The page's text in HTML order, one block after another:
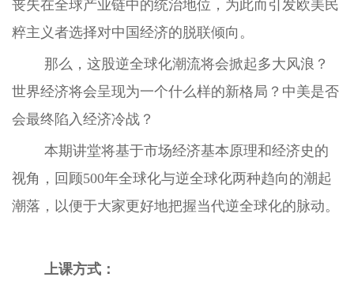
丧失在全球产业链中的统治地位，为此而引发欧美民
粹主义者选择对中国经济的脱联倾向。
那么，这股逆全球化潮流将会掀起多大风浪？
世界经济将会呈现为一个什么样的新格局？中美是否
会最终陷入经济冷战？
本期讲堂将基于市场经济基本原理和经济史的
视角，回顾500年全球化与逆全球化两种趋向的潮起
潮落，以便于大家更好地把握当代逆全球化的脉动。
上课方式：